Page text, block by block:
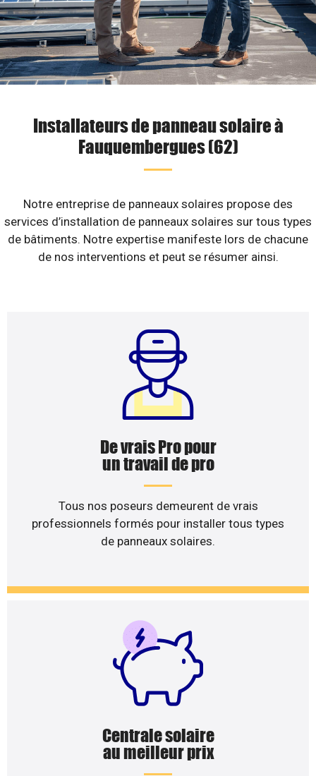
Installateurs de panneau solaire à
Fauquembergues (62)
Notre entreprise de panneaux solaires propose des
services d’installation de panneaux solaires sur tous types
de bâtiments. Notre expertise manifeste lors de chacune
de nos interventions et peut se résumer ainsi.
De vrais Pro pour
un travail de pro
Tous nos poseurs demeurent de vrais
professionnels formés pour installer tous types
de panneaux solaires.
Centrale solaire
au meilleur prix